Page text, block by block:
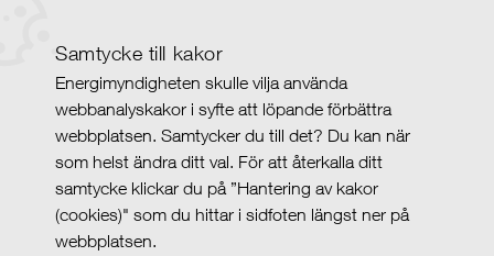
Samtycke till kakor
Energimyndigheten skulle vilja använda
webbanalyskakor i syfte att löpande förbättra
webbplatsen. Samtycker du till det? Du kan när
som helst ändra ditt val. För att återkalla ditt
samtycke klickar du på ”Hantering av kakor
(cookies)" som du hittar i sidfoten längst ner på
webbplatsen.